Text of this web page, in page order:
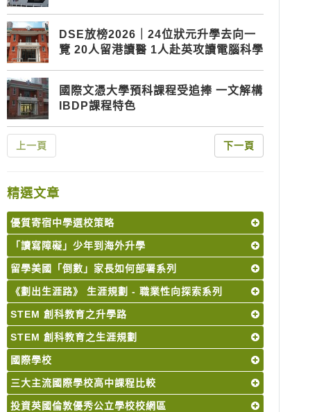
DSE放榜2026｜24位狀元升學去向一
覽 20人留港讀醫 1人赴英攻讀電腦科學
國際文憑大學預科課程受追捧 一文解構
IBDP課程特色
上一頁 下一頁
精選文章
優質寄宿中學選校策略
「讀寫障礙」少年到海外升學
留學美國「倒數」家長如何部署系列
《劃出生涯路》 生涯規劃 - 職業性向探索系列
STEM 創科教育之升學路
STEM 創科教育之生涯規劃
國際學校
三大主流國際學校高中課程比較
投資英國倫敦優秀公立學校校網區